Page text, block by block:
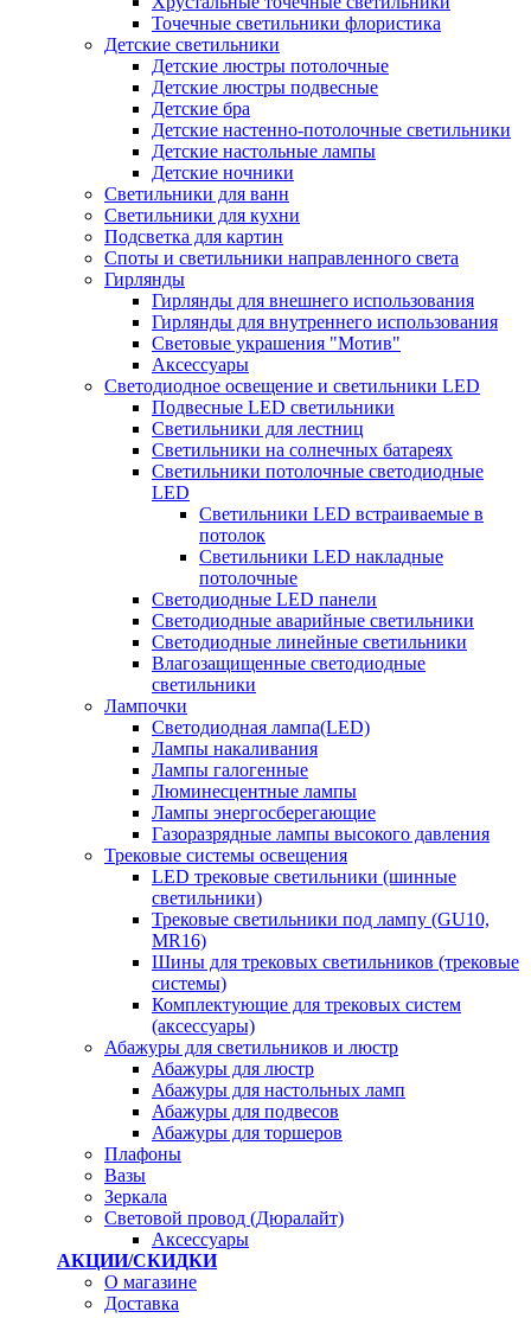
Точечные светильники флористика
Детские светильники
Детские люстры потолочные
Детские люстры подвесные
Детские бра
Детские настенно-потолочные светильники
Детские настольные лампы
Детские ночники
Светильники для ванн
Светильники для кухни
Подсветка для картин
Споты и светильники направленного света
Гирлянды
Гирлянды для внешнего использования
Гирлянды для внутреннего использования
Световые украшения "Мотив"
Аксессуары
Светодиодное освещение и светильники LED
Подвесные LED светильники
Светильники для лестниц
Светильники на солнечных батареях
Светильники потолочные светодиодные
LED
Cветильники LED встраиваемые в
потолок
Светильники LED накладные
потолочные
Светодиодные LED панели
Светодиодные аварийные светильники
Светодиодные линейные светильники
Влагозащищенные светодиодные
светильники
Лампочки
Светодиодная лампа(LED)
Лампы накаливания
Лампы галогенные
Люминесцентные лампы
Лампы энергосберегающие
Газоразрядные лампы высокого давления
Трековые системы освещения
LED трековые светильники (шинные
светильники)
Трековые светильники под лампу (GU10,
MR16)
Шины для трековых светильников (трековые
системы)
Комплектующие для трековых систем
(аксессуары)
Абажуры для светильников и люстр
Абажуры для люстр
Абажуры для настольных ламп
Абажуры для подвесов
Абажуры для торшеров
Плафоны
Вазы
Зеркала
Световой провод (Дюралайт)
Аксессуары
АКЦИИ/СКИДКИ
О магазине
Доставка